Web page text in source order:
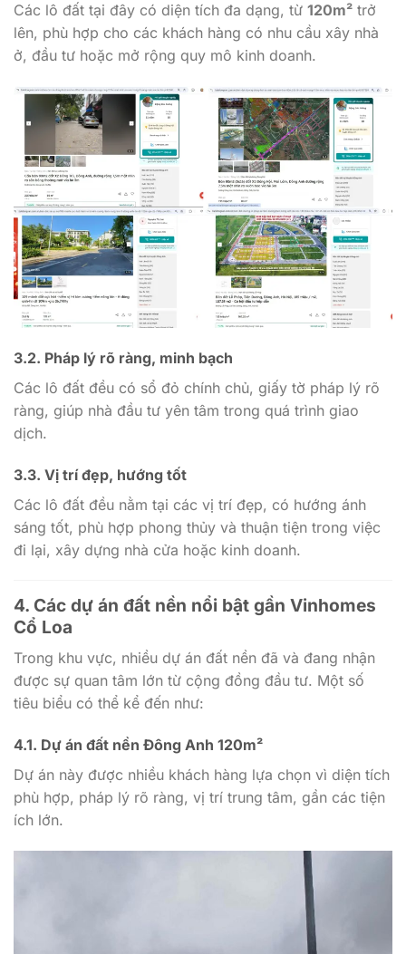
Các lô đất tại đây có diện tích đa dạng, từ 120m² trở
lên, phù hợp cho các khách hàng có nhu cầu xây nhà
ở, đầu tư hoặc mở rộng quy mô kinh doanh.
3.2. Pháp lý rõ ràng, minh bạch
Các lô đất đều có sổ đỏ chính chủ, giấy tờ pháp lý rõ
ràng, giúp nhà đầu tư yên tâm trong quá trình giao
dịch.
3.3. Vị trí đẹp, hướng tốt
Các lô đất đều nằm tại các vị trí đẹp, có hướng ánh
sáng tốt, phù hợp phong thủy và thuận tiện trong việc
đi lại, xây dựng nhà cửa hoặc kinh doanh.
4. Các dự án đất nền nổi bật gần Vinhomes
Cổ Loa
Trong khu vực, nhiều dự án đất nền đã và đang nhận
được sự quan tâm lớn từ cộng đồng đầu tư. Một số
tiêu biểu có thể kể đến như:
4.1. Dự án đất nền Đông Anh 120m²
Dự án này được nhiều khách hàng lựa chọn vì diện tích
phù hợp, pháp lý rõ ràng, vị trí trung tâm, gần các tiện
ích lớn.